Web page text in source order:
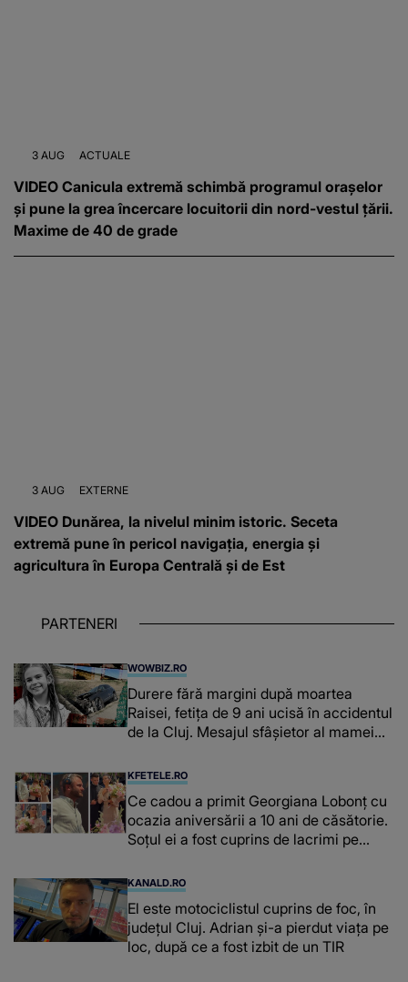
3 AUG ACTUALE
VIDEO Canicula extremă schimbă programul orașelor
și pune la grea încercare locuitorii din nord-vestul țării.
Maxime de 40 de grade
3 AUG EXTERNE
VIDEO Dunărea, la nivelul minim istoric. Seceta
extremă pune în pericol navigația, energia și
agricultura în Europa Centrală și de Est
PARTENERI
WOWBIZ.RO
Durere fără margini după moartea
Raisei, fetița de 9 ani ucisă în accidentul
de la Cluj. Mesajul sfâșietor al mamei
KFETELE.RO
Ce cadou a primit Georgiana Lobonț cu
ocazia aniversării a 10 ani de căsătorie.
Soțul ei a fost cuprins de lacrimi pe
KANALD.RO
El este motociclistul cuprins de foc, în
județul Cluj. Adrian și-a pierdut viața pe
loc, după ce a fost izbit de un TIR